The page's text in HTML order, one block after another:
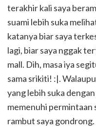
terakhir kali saya
suami lebih suka
katanya biar saya
lagi, biar saya nggak
mall. Dih, masa iya
sama srikiti! :|.
yang lebih suka
memenuhi permintaan
rambut saya gondrong.